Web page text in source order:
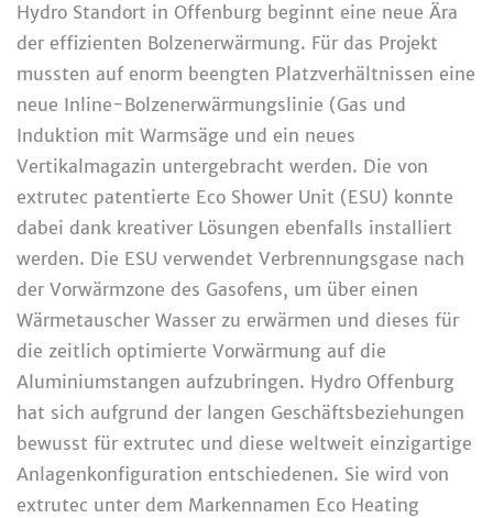
Hydro Standort in Offenburg beginnt eine neue Ära
der effizienten Bolzenerwärmung. Für das Projekt
mussten auf enorm beengten Platzverhältnissen eine
neue Inline-Bolzenerwärmungslinie (Gas und
Induktion mit Warmsäge und ein neues
Vertikalmagazin untergebracht werden. Die von
extrutec patentierte Eco Shower Unit (ESU) konnte
dabei dank kreativer Lösungen ebenfalls installiert
werden. Die ESU verwendet Verbrennungsgase nach
der Vorwärmzone des Gasofens, um über einen
Wärmetauscher Wasser zu erwärmen und dieses für
die zeitlich optimierte Vorwärmung auf die
Aluminiumstangen aufzubringen. Hydro Offenburg
hat sich aufgrund der langen Geschäftsbeziehungen
bewusst für extrutec und diese weltweit einzigartige
Anlagenkonfiguration entschiedenen. Sie wird von
extrutec unter dem Markennamen Eco Heating